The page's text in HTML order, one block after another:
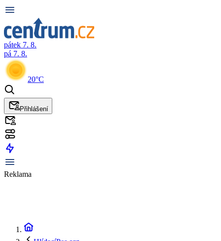
pátek 7. 8.
pá 7. 8.
20°C
Přihlášení
Reklama